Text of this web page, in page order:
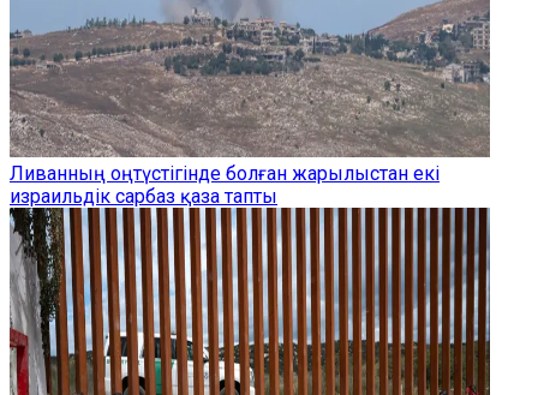
Ливанның оңтүстігінде болған жарылыстан екі
израильдік сарбаз қаза тапты